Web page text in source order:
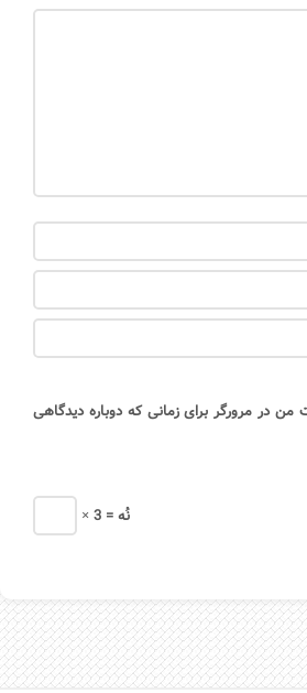
من در مرورگر برای زمانی که دوباره دیدگاهی
× 3 = نُه